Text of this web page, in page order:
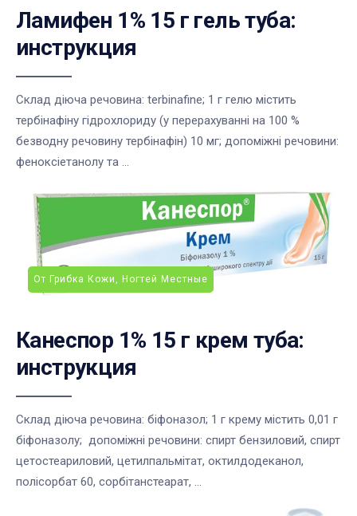
Ламифен 1% 15 г гель туба:
инструкция
Склад діюча речовина: terbinafine; 1 г гелю містить
тербінафіну гідрохлориду (у перерахуванні на 100 %
безводну речовину тербінафін) 10 мг; допоміжні речовини:
феноксіетанолу та ...
От Грибка Кожи, Ногтей Местные
Канеспор 1% 15 г крем туба:
инструкция
Склад діюча речовина: біфоназол; 1 г крему містить 0,01 г
біфоназолу; допоміжні речовини: спирт бензиловий, спирт
цетостеариловий, цетилпальмітат, октилдодеканол,
полісорбат 60, сорбітанстеарат, ...